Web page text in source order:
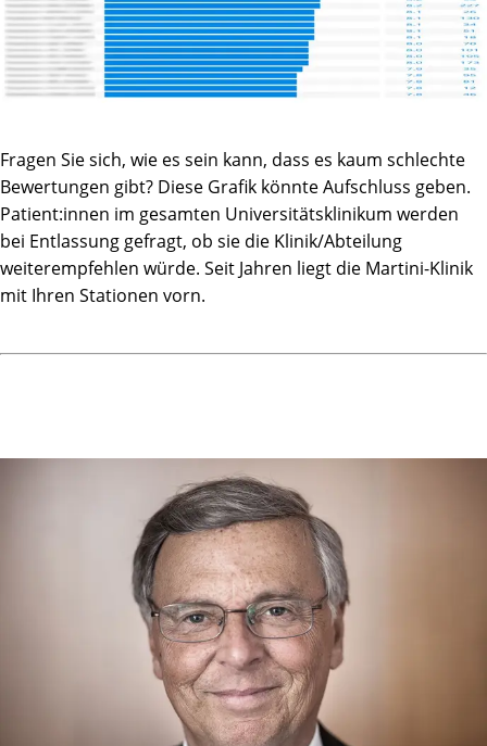
Ich wünsche allen die mir bei meiner Erkrankung geholfen
haben und zur Seite standen – zuletzt auch mir ganz
persönlich – viel Gesundheit und ein langes glückliches
Leben!
In Zeiten von Corona ist ja leider nicht einmal ein
Händeschütteln als Ausdruck des Dankes möglich, deshalb
möchte ich zumindest über diesen Weg jeden Einzelnen
der Martini-Klinik noch einen virtuellen Drücker zukommen
lassen.
Alles Gute,
Fragen Sie sich, wie es sein kann, dass es kaum schlechte
Bewertungen gibt? Diese Grafik könnte Aufschluss geben.
Patient:innen im gesamten Universitätsklinikum werden
bei Entlassung gefragt, ob sie die Klinik/Abteilung
weiterempfehlen würde. Seit Jahren liegt die Martini-Klinik
mit Ihren Stationen vorn.